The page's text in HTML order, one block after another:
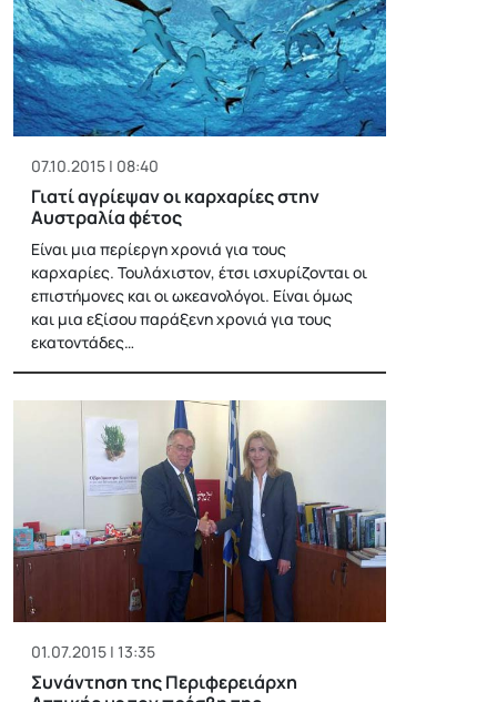
07.10.2015 | 08:40
Γιατί αγρίεψαν οι καρχαρίες στην
Αυστραλία φέτος
Είναι μια περίεργη χρονιά για τους
καρχαρίες. Τουλάχιστον, έτσι ισχυρίζονται οι
επιστήμονες και οι ωκεανολόγοι. Είναι όμως
και μια εξίσου παράξενη χρονιά για τους
εκατοντάδες…
01.07.2015 | 13:35
Συνάντηση της Περιφερειάρχη